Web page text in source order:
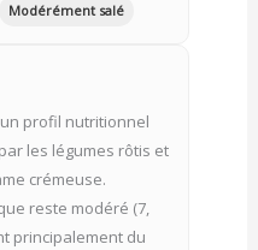
Modérément salé
profil nutritionnel
les légumes rôtis et
crémeuse.
reste modéré (7,
principalement du